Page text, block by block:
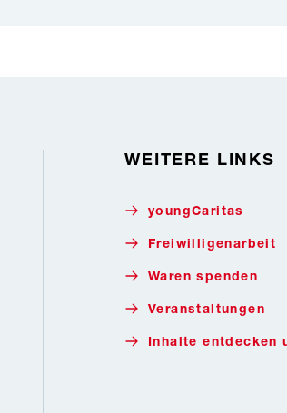
WEITERE LINKS
youngCaritas
Freiwilligenarbeit
Waren spenden
Veranstaltungen
Inhalte entdecken